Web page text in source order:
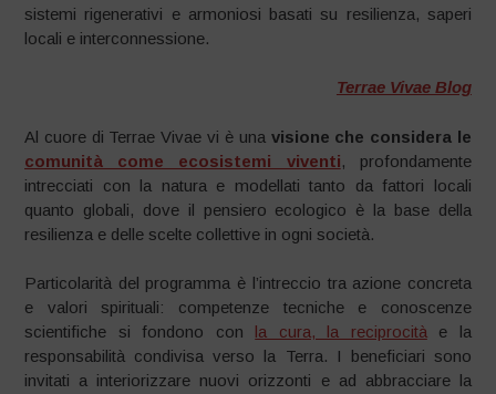
sistemi rigenerativi e armoniosi basati su resilienza, saperi
locali e interconnessione.
Terrae Vivae Blog
Al cuore di Terrae Vivae vi è una visione che considera le
comunità come ecosistemi viventi, profondamente
intrecciati con la natura e modellati tanto da fattori locali
quanto globali, dove il pensiero ecologico è la base della
resilienza e delle scelte collettive in ogni società.
Particolarità del programma è l’intreccio tra azione concreta
e valori spirituali: competenze tecniche e conoscenze
scientifiche si fondono con la cura, la reciprocità e la
responsabilità condivisa verso la Terra. I beneficiari sono
invitati a interiorizzare nuovi orizzonti e ad abbracciare la